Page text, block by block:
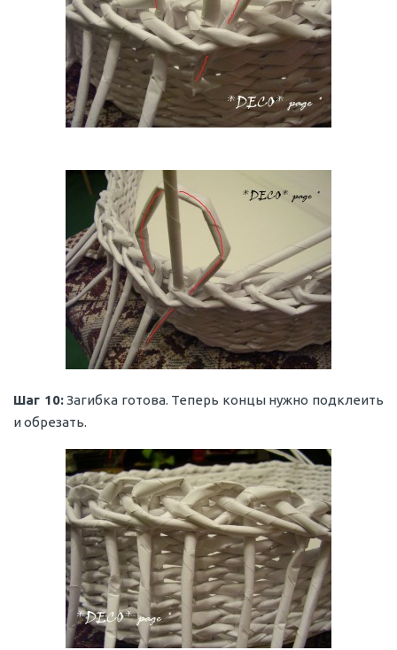
Шаг 10:Загибка готова. Теперь концы нужно подклеить
и обрезать.